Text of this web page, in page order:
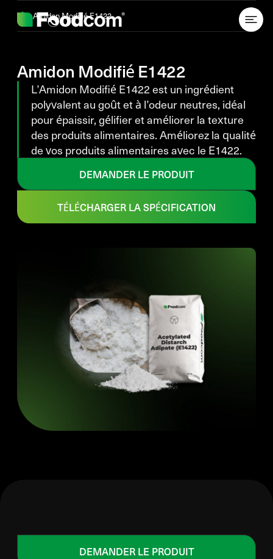
Amidon Modifié E1422
Amidon Modifié E1422
L’Amidon Modifié E1422 est un ingrédient
polyvalent au goût et à l’odeur neutres, idéal
pour épaissir, gélifier et améliorer la texture
des produits alimentaires. Améliorez la qualité
de vos produits alimentaires avec le E1422.
DEMANDER LE PRODUIT
TÉLÉCHARGER LA SPÉCIFICATION
DEMANDER LE PRODUIT